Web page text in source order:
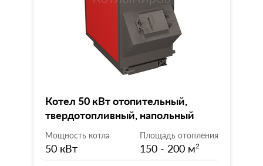
Котел 50 кВт отопительный,
твердотопливный, напольный
Мощность котла
50 кВт
Площадь отопления
150 - 200 м2